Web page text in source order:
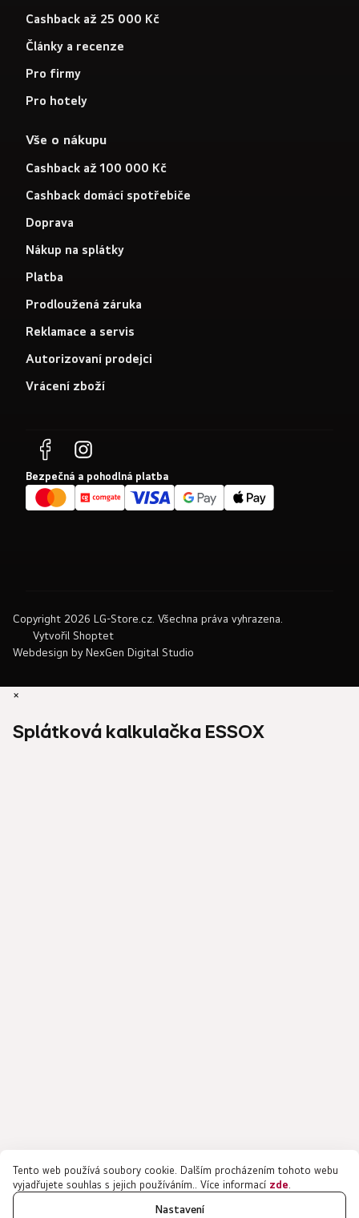
Tento web používá soubory cookie. Dalším procházením tohoto webu
vyjadřujete souhlas s jejich používáním.. Více informací zde
Nastavení
Cashback až 25 000 Kč
Články a recenze
Pro firmy
Pro hotely
Vše o nákupu
Cashback až 100 000 Kč
Cashback domácí spotřebiče
Doprava
Nákup na splátky
Platba
Prodloužená záruka
Reklamace a servis
Autorizovaní prodejci
Vrácení zboží
Bezpečná a pohodlná platba
Webdesign by NexGen Digital Studio
Vytvořil Shoptet
Copyright 2026 LG-Store.cz . Všechna práva vyhrazena.
×
Splátková kalkulačka ESSOX